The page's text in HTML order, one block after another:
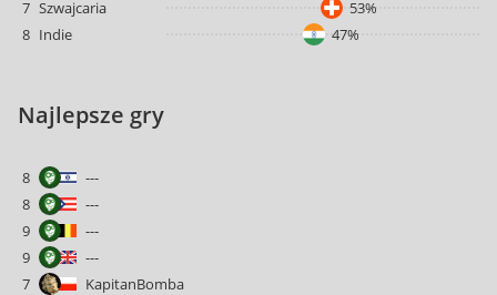
7 Szwajcaria
53%
8 Indie 47%
Najlepsze gry
8
---
8
---
9
---
9
---
7
KapitanBomba